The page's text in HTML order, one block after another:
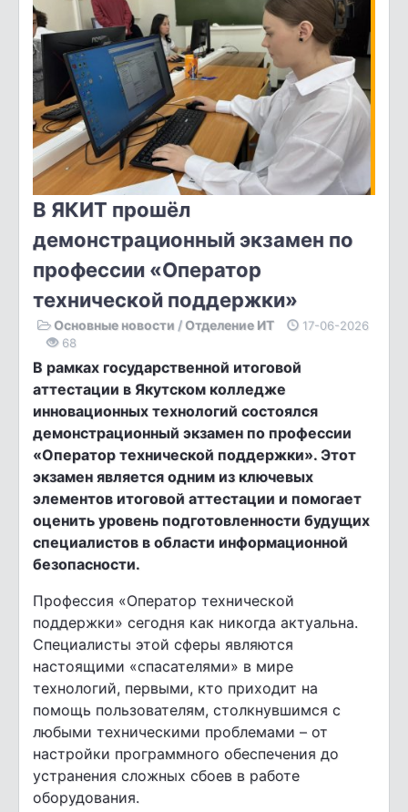
В ЯКИТ прошёл
демонстрационный экзамен по
профессии «Оператор
технической поддержки»
Основные новости / Отделение ИТ
17-06-2026
68
В рамках государственной итоговой
аттестации в Якутском колледже
инновационных технологий состоялся
демонстрационный экзамен по профессии
«Оператор технической поддержки». Этот
экзамен является одним из ключевых
элементов итоговой аттестации и помогает
оценить уровень подготовленности будущих
специалистов в области информационной
безопасности.
Профессия «Оператор технической
поддержки» сегодня как никогда актуальна.
Специалисты этой сферы являются
настоящими «спасателями» в мире
технологий, первыми, кто приходит на
помощь пользователям, столкнувшимся с
любыми техническими проблемами – от
настройки программного обеспечения до
устранения сложных сбоев в работе
оборудования.